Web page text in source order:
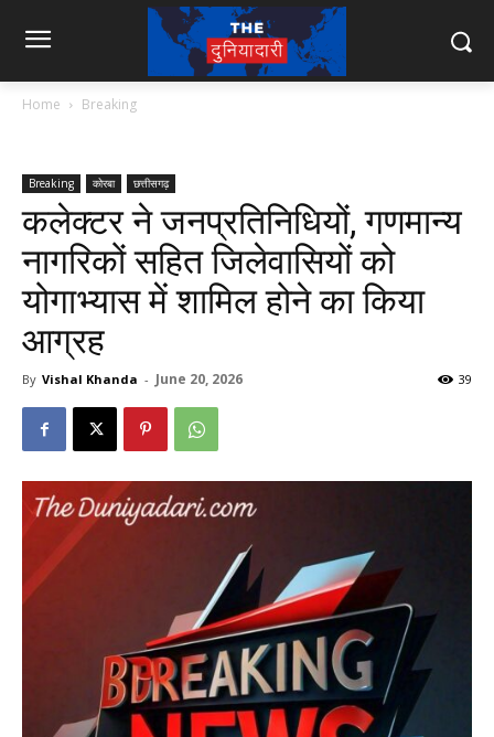
Home Breaking
Breaking कोरबा छत्तीसगढ़
कलेक्टर ने जनप्रतिनिधियों, गणमान्य
नागरिकों सहित जिलेवासियों को
योगाभ्यास में शामिल होने का किया
आग्रह
By Vishal Khanda - June 20, 2026 39